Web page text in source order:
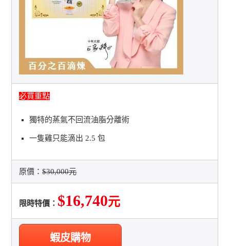
必買重點
獨特的蒸氣不回流油脂分離術
一隻雞只能滴出 2.5 包
原價：$30,000元
限時特價： $16,740元
蝦皮購物